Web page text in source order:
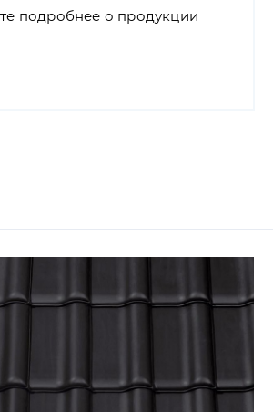
подробнее о продукции